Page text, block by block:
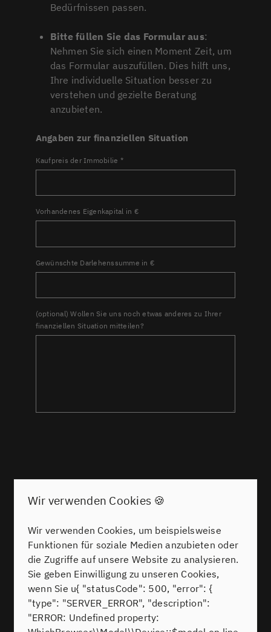
Bedürfnissen passen.
Bitte füllen Sie das Formular aus:
Nehmen Sie sich einen Moment Zeit, um
das Formular auszufüllen. Dies hilft uns,
Ihre individuelle Situation besser zu
verstehen und gezielte Beratung
anzubieten.
Angaben zur finanziellen Situation
Kaufpreis der Immobilie *
Vorhandenes Eigenkapital in €
Gewünschte Darlehenssumme in €
(optional) Wollen Sie uns noch etwas anderes zu Ihrer
finanziellen Situation mitteilen?
WAS SAGEN UNSERE KUNDEN
Zufriedene Kunden sind unser größtes Lob!
finden Sie Bewertungen unserer Kunden und
unsere Auszeichnungen. Lassen Sie sich von Ihren
positiven Stimmen überzeugen und erfahren Sie
mehr über unsere Leistungen aus erster Hand.
Alle ansehen
Wir verwenden Cookies 🍪
Wir verwenden Cookies, um beispielsweise
Funktionen für soziale Medien anzubieten oder
die Zugriffe auf unsere Website zu analysieren.
Sie geben Einwilligung zu unseren Cookies,
wenn Sie u{ "statusCode": 500, "error": {
"type": "SERVER_ERROR", "description":
"ERROR: Undefined property: